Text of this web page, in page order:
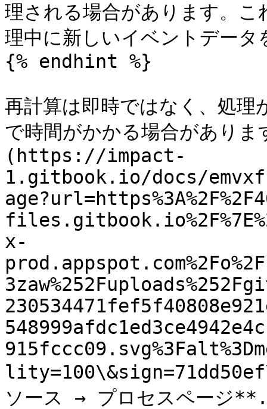
理される場合があります。
理中に新しいイベントデー
{% endhint %}
再計算は即時ではなく、処理
で時間がかかる場合があり
(https://impact-
1.gitbook.io/docs/
x-
ソース → プロセスページ